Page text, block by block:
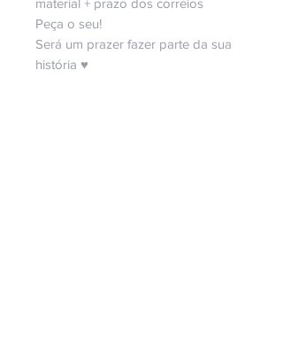
Peça o seu!
Será um prazer fazer parte da sua
história ♥